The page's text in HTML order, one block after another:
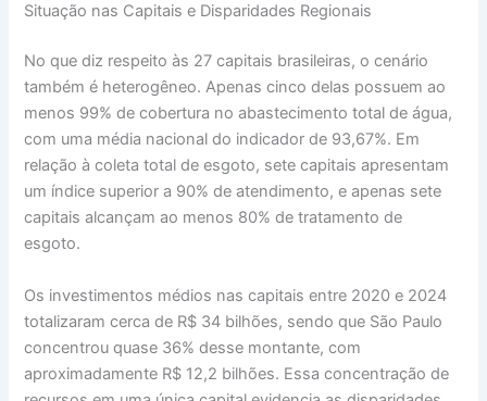
Situação nas Capitais e Disparidades Regionais
No que diz respeito às 27 capitais brasileiras, o cenário
também é heterogêneo. Apenas cinco delas possuem ao
menos 99% de cobertura no abastecimento total de água,
com uma média nacional do indicador de 93,67%. Em
relação à coleta total de esgoto, sete capitais apresentam
um índice superior a 90% de atendimento, e apenas sete
capitais alcançam ao menos 80% de tratamento de
esgoto.
Os investimentos médios nas capitais entre 2020 e 2024
totalizaram cerca de R$ 34 bilhões, sendo que São Paulo
concentrou quase 36% desse montante, com
aproximadamente R$ 12,2 bilhões. Essa concentração de